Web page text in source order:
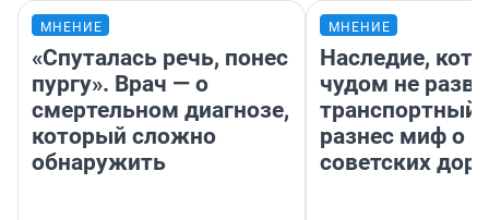
МНЕНИЕ
«Спуталась речь, понес
пургу». Врач — о
смертельном диагнозе,
который сложно
обнаружить
МНЕНИЕ
Наследие,
чудом не
транспортный
разнес миф о
советских